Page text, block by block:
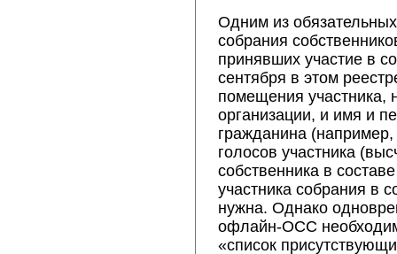
Одним из
собрания
принявших участие в
сентября в этом
помещения участника,
организации, и имя и
гражданина
голосов участника
собственника в
участника собрания в
нужна. Однако
офлайн-ОСС
«список